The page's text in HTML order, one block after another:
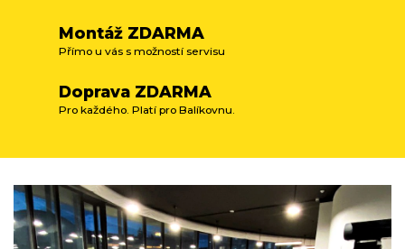
Montáž ZDARMA
Přímo u vás s možností servisu
Doprava ZDARMA
Pro každého. Platí pro Balíkovnu.